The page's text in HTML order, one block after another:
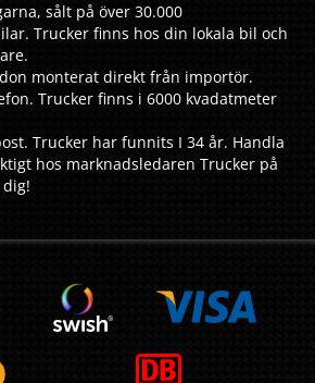
sålt på över 30.000
Trucker finns hos din lokala bil och
monterat direkt från importör.
Trucker finns i 6000 kvadatmeter
Trucker har funnits I 34 år. Handla
hos marknadsledaren Trucker på